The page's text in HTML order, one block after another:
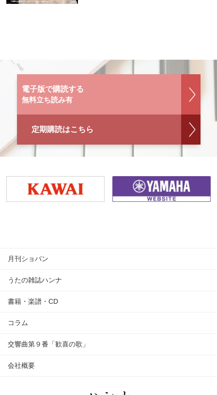
電子版で購読する
無料立ち読み有
定期購読はこちら
月刊ショパン
うたの雑誌ハンナ
書籍・楽譜・CD
コラム
交響曲第９番「歓喜の歌」
会社概要